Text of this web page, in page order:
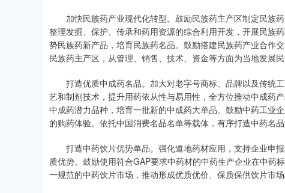
加快民族药产业现代化转型。鼓励民族药主产区制定民族
整理发掘、保护、传承和药用资源的综合利用开发，开展民族
势民族药新产品，培育民族药名品。鼓励搭建民族药产业合作
民族药主产区，从管理、销售、技术、资金等方面为当地发展民
打造优质中成药名品。加大对老字号商标、品牌以及传统
艺和制剂技术，提升用药依从性与易用性，全方位推动中成药
中成药潜力品种，培育一批新的中成药大单品。鼓励中药工业
的购药体验。依托中国消费名品名单等载体，有序打造中药名品
打造中药饮片优势单品。强化道地药材应用，支持企业申
质优势。鼓励使用符合GAP要求中药材的中药生产企业在中药
一规范的中药饮片市场，推动形成优质优价、保质保供饮片市场